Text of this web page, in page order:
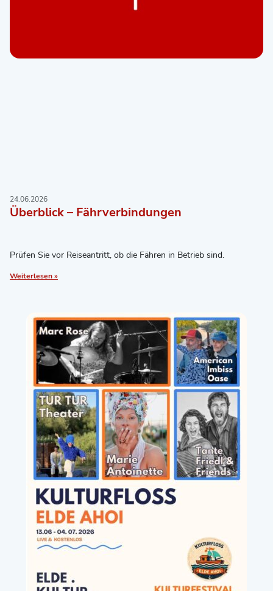
Überblick – Fährverbindungen
24.06.2026
Prüfen Sie vor Reiseantritt, ob die Fähren in Betrieb sind.
Weiterlesen »